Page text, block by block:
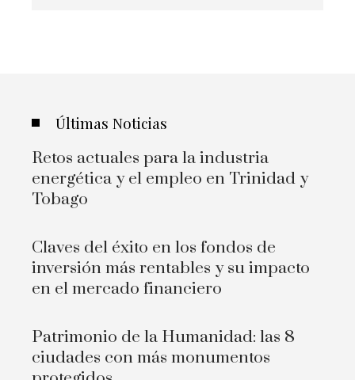
Últimas Noticias
Retos actuales para la industria
energética y el empleo en Trinidad y
Tobago
Claves del éxito en los fondos de
inversión más rentables y su impacto
en el mercado financiero
Patrimonio de la Humanidad: las 8
ciudades con más monumentos